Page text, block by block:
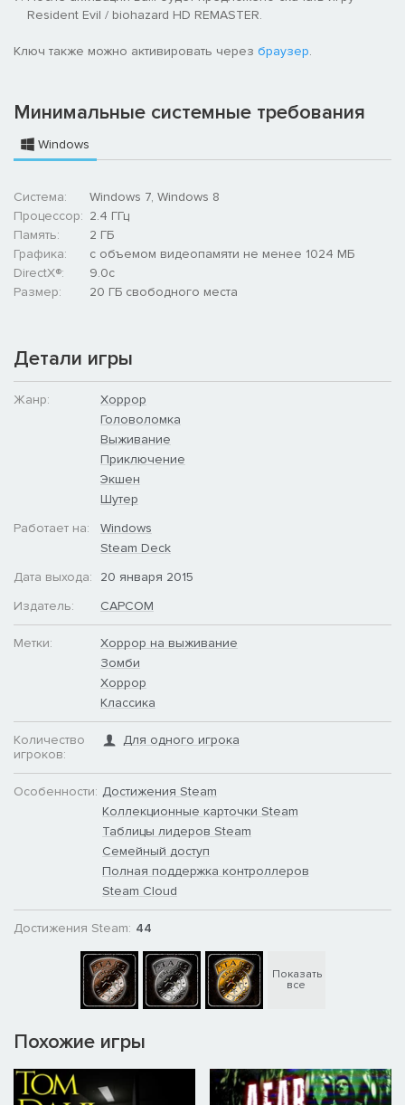
Resident Evil / biohazard HD REMASTER.
Ключ также можно активировать через браузер.
Минимальные системные требования
Windows
Система:
Windows 7, Windows 8
Процессор: 2.4 ГГц
Память:
2 ГБ
Графика:
с объемом видеопамяти не менее 1024 МБ
DirectX®:
9.0c
Размер:
20 ГБ свободного места
Детали игры
Жанр:
Хоррор
Головоломка
Выживание
Приключение
Экшен
Шутер
Работает на:
Windows
Steam Deck
Дата выхода:
20 января 2015
Издатель:
CAPCOM
Метки:
Хоррор на выживание
Зомби
Хоррор
Классика
Количество
игроков:
Для одного игрока
Особенности: Достижения Steam
Коллекционные карточки Steam
Таблицы лидеров Steam
Семейный доступ
Полная поддержка контроллеров
Steam Cloud
Достижения Steam: 44
Показать
все
Похожие игры